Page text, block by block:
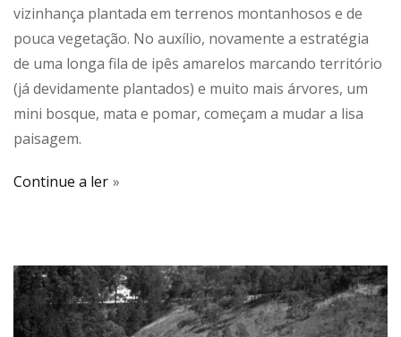
vizinhança plantada em terrenos montanhosos e de
pouca vegetação. No auxílio, novamente a estratégia
de uma longa fila de ipês amarelos marcando território
(já devidamente plantados) e muito mais árvores, um
mini bosque, mata e pomar, começam a mudar a lisa
paisagem.
Continue a ler